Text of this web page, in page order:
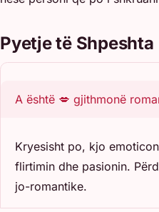
Pyetje të Shpeshta
A është 💋 gjithmonë
Kryesisht po, kjo
flirtimin dhe pasionin.
jo-romantike.